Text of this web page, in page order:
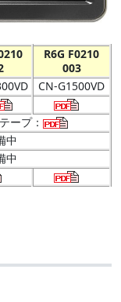
R6G F0210
003
CN-G1500VD
ープ：
中
中